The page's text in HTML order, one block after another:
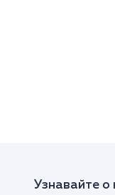
Узнавайте о